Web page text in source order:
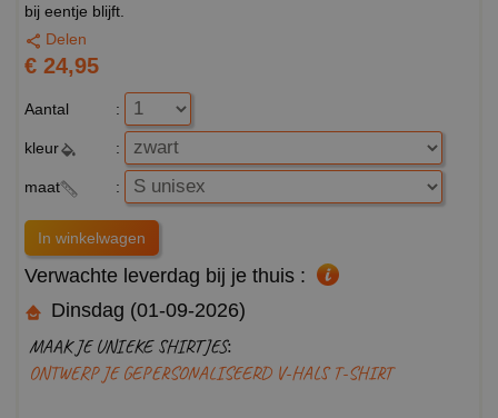
bij eentje blijft.
Delen
€ 24,95
Aantal :
kleur :
maat :
Verwachte leverdag bij je thuis :
Dinsdag (01-09-2026)
MAAK JE UNIEKE SHIRTJES:
ONTWERP JE GEPERSONALISEERD V-HALS T-SHIRT